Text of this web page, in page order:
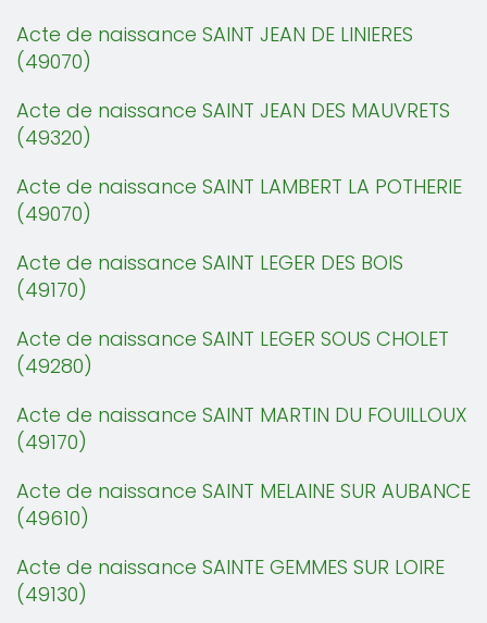
Acte de naissance SAINT JEAN DE LINIERES
(49070)
Acte de naissance SAINT JEAN DES MAUVRETS
(49320)
Acte de naissance SAINT LAMBERT LA POTHERIE
(49070)
Acte de naissance SAINT LEGER DES BOIS
(49170)
Acte de naissance SAINT LEGER SOUS CHOLET
(49280)
Acte de naissance SAINT MARTIN DU FOUILLOUX
(49170)
Acte de naissance SAINT MELAINE SUR AUBANCE
(49610)
Acte de naissance SAINTE GEMMES SUR LOIRE
(49130)